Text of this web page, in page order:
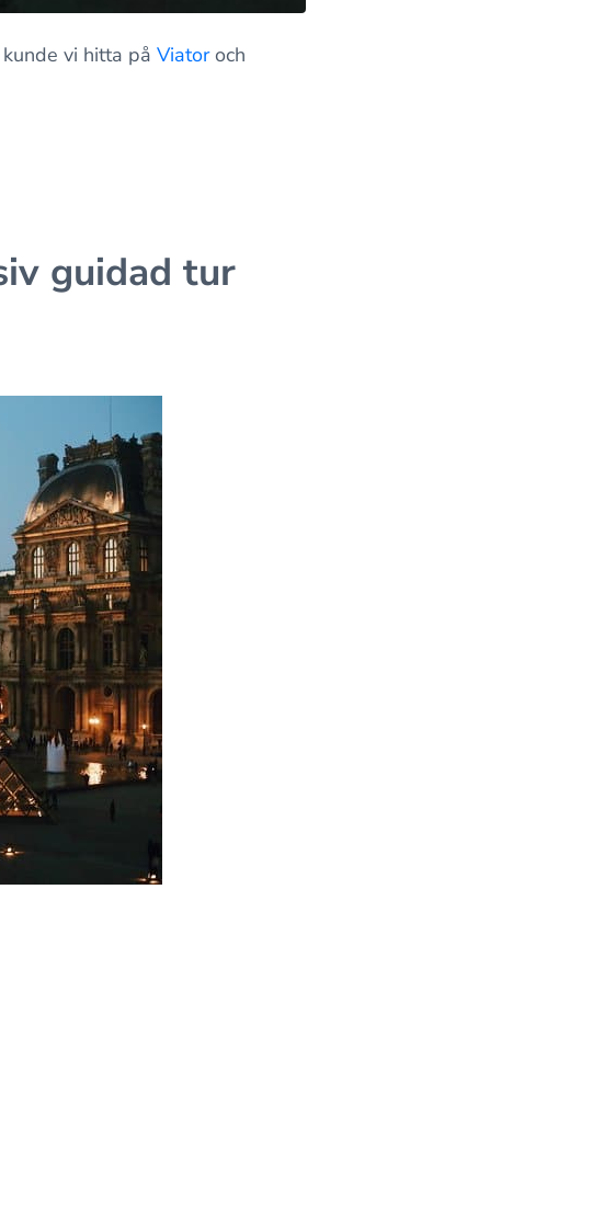
vi hitta på Viatoroch
guidad tur